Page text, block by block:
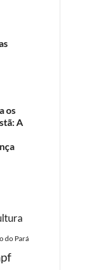
os
A
do Pará